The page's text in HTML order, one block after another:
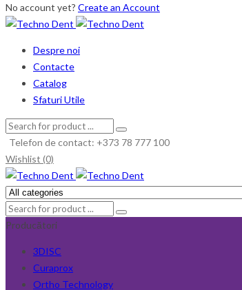
No account yet? Create an Account
Despre noi
Contacte
Catalog
Sfaturi Utile
Telefon de contact: +373 78 777 100
Wishlist (0)
Producători
3DISC
Curaprox
Ortho Technology